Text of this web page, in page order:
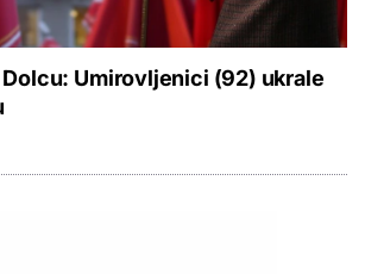
Dolcu: Umirovljenici (92) ukrale